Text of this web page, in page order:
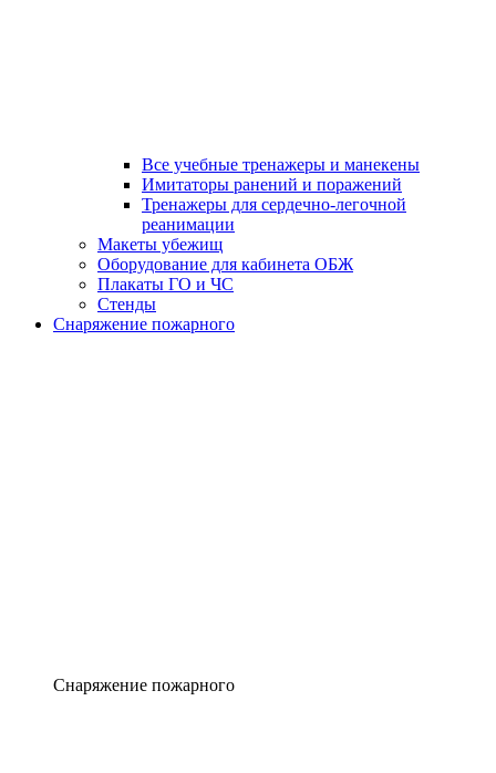
Все учебные тренажеры и манекены
Имитаторы ранений и поражений
Тренажеры для сердечно-легочной
реанимации
Макеты убежищ
Оборудование для кабинета ОБЖ
Плакаты ГО и ЧС
Стенды
Снаряжение пожарного
Снаряжение пожарного